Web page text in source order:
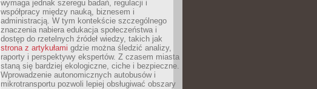
wymaga jednak szeregu badań, regulacji i
współpracy między nauką, biznesem i
administracją. W tym kontekście szczególnego
znaczenia nabiera edukacja społeczeństwa i
dostęp do rzetelnych źródeł wiedzy, takich jak
strona z artykułami gdzie można śledzić analizy,
raporty i perspektywy ekspertów. Z czasem miasta
staną się bardziej ekologiczne, ciche i bezpieczne.
Wprowadzenie autonomicznych autobusów i
mikrotransportu pozwoli lepiej obsługiwać obszary